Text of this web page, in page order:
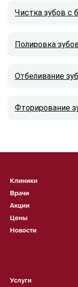
Чистка зубов с
Полировка
Отбеливание
Фторирование
Клиники
Врачи
Акции
Цены
Новости
Услуги